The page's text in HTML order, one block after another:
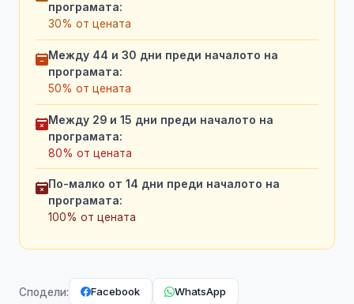
програмата:
30% от цената
Между 44 и 30 дни преди началото на
програмата:
50% от цената
Между 29 и 15 дни преди началото на
програмата:
80% от цената
По-малко от 14 дни преди началото на
програмата:
100% от цената
Сподели: Facebook WhatsApp